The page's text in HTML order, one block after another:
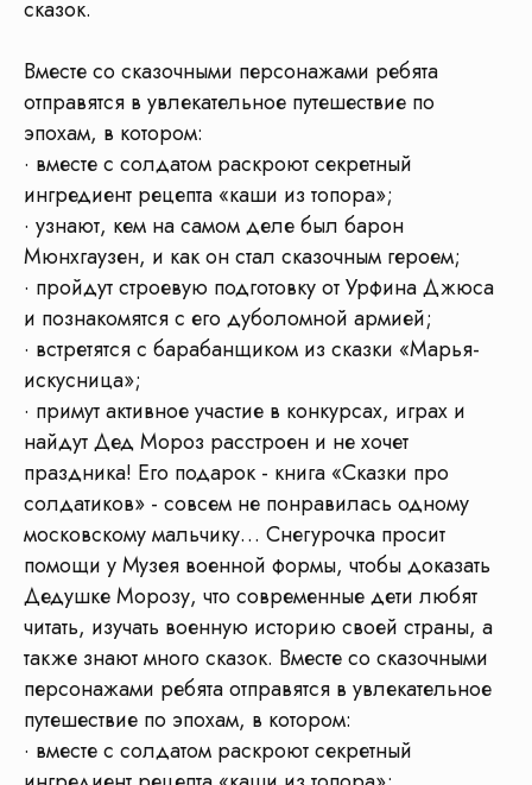
сказок.
Вместе со сказочными персонажами ребята
отправятся в увлекательное путешествие по
эпохам, в котором:
· вместе с солдатом раскроют секретный
ингредиент рецепта «каши из топора»;
· узнают, кем на самом деле был барон
Мюнхгаузен, и как он стал сказочным героем;
· пройдут строевую подготовку от Урфина Джюса
и познакомятся с его дуболомной армией;
· встретятся с барабанщиком из сказки «Марья-
искусница»;
· примут активное участие в конкурсах, играх и
найдут Дед Мороз расстроен и не хочет
праздника! Его подарок - книга «Сказки про
солдатиков» - совсем не понравилась одному
московскому мальчику… Снегурочка просит
помощи у Музея военной формы, чтобы доказать
Дедушке Морозу, что современные дети любят
читать, изучать военную историю своей страны, а
также знают много сказок. Вместе со сказочными
персонажами ребята отправятся в увлекательное
путешествие по эпохам, в котором:
· вместе с солдатом раскроют секретный
Отправить в WhatsApp
на программу вWhatsApp
Транспорт
+ проживание, если поездка от 2х дней
Чтобыорганизвать
экскурсию нужно
объединитьминимум
4 организации
Музеи
Гиды Кафе